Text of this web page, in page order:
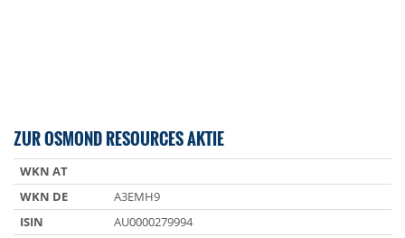
ZUR OSMOND RESOURCES AKTIE
WKN AT
WKN DE
A3EMH9
ISIN
AU0000279994